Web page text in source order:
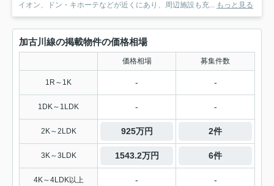
イオン、ドン・キホーテなどが近くにあり、周辺施設も充... もっと見る
加古川線の掲載物件の価格相場
価格相場 募集件数
1R～1K - -
1DK～1LDK - -
2K～2LDK 925万円 2件
3K～3LDK 1543.2万円 6件
4K～4LDK以上 - -